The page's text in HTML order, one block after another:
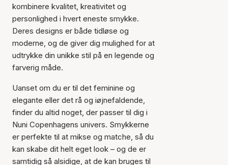
kombinere kvalitet, kreativitet og
personlighed i hvert eneste smykke.
Deres designs er både tidløse og
moderne, og de giver dig mulighed for at
udtrykke din unikke stil på en legende og
farverig måde.
Uanset om du er til det feminine og
elegante eller det rå og iøjnefaldende,
finder du altid noget, der passer til dig i
Nuni Copenhagens univers. Smykkerne
er perfekte til at mikse og matche, så du
kan skabe dit helt eget look – og de er
samtidig så alsidige, at de kan bruges til